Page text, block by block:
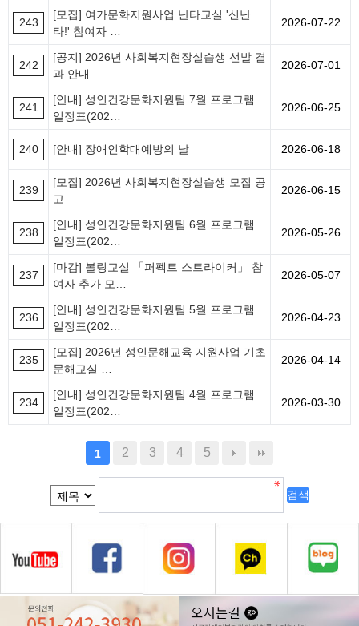
243
[모집] 여가문화지원사업 난타교실 '신난
타!' 참여자 …
2026-07-22
242
[공지] 2026년 사회복지현장실습생 선발 결
과 안내
2026-07-01
241
[안내] 성인건강문화지원팀 7월 프로그램
일정표(202…
2026-06-25
240 [안내] 장애인학대예방의 날 2026-06-18
239
[모집] 2026년 사회복지현장실습생 모집 공
고
2026-06-15
238
[안내] 성인건강문화지원팀 6월 프로그램
일정표(202…
2026-05-26
237
[마감] 볼링교실 「퍼펙트 스트라이커」 참
여자 추가 모…
2026-05-07
236
[안내] 성인건강문화지원팀 5월 프로그램
일정표(202…
2026-04-23
235
[모집] 2026년 성인문해교육 지원사업 기초
문해교실 …
2026-04-14
234
[안내] 성인건강문화지원팀 4월 프로그램
일정표(202…
2026-03-30
1 2 3 4 5